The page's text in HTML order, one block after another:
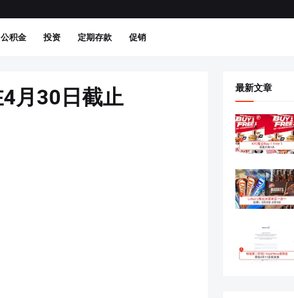
公积金 投资 定期存款 促销
月30日截止 最新文章